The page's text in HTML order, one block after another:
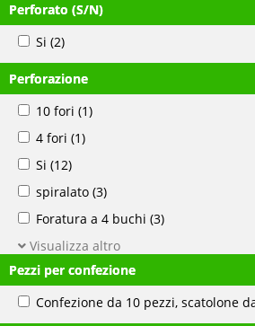
Perforato (S/N)
Si (2)
Perforazione
10 fori (1)
4 fori (1)
Si (12)
spiralato (3)
Foratura a 4 buchi (3)
Visualizza altro
Pezzi per confezione
Confezione da 10 pezzi, scatolone